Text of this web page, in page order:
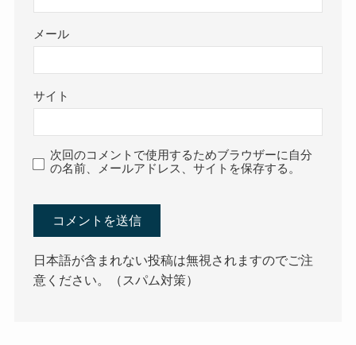
メール
サイト
次回のコメントで使用するためブラウザーに自分
の名前、メールアドレス、サイトを保存する。
日本語が含まれない投稿は無視されますのでご注
意ください。（スパム対策）